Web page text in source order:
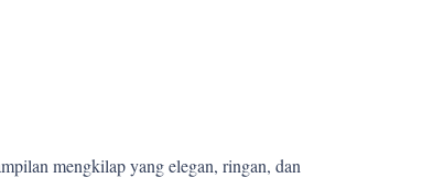
mengkilap yang elegan, ringan, dan